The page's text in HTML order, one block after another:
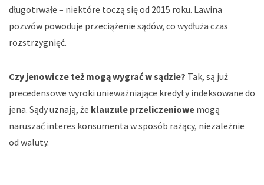
długotrwałe – niektóre toczą się od 2015 roku. Lawina
pozwów powoduje przeciążenie sądów, co wydłuża czas
rozstrzygnięć.
Czy jenowicze też mogą wygrać w sądzie? Tak, są już
precedensowe wyroki unieważniające kredyty indeksowane do
jena. Sądy uznają, że klauzule przeliczeniowe mogą
naruszać interes konsumenta w sposób rażący, niezależnie
od waluty.